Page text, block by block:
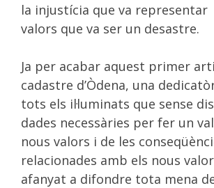
la injustícia que va representar
valors que va ser un desastre.
Ja per acabar aquest primer
cadastre d’Òdena, una
tots els il·luminats que sense
dades necessàries per fer un
nous valors i de les
relacionades amb els nous
afanyat a difondre tota mena